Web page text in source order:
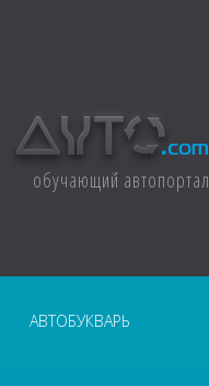
обучающий автопортал
АВТОБУКВАРЬ